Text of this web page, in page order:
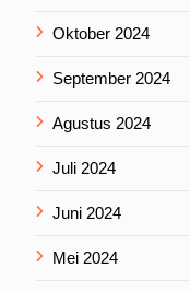
Oktober 2024
September 2024
Agustus 2024
Juli 2024
Juni 2024
Mei 2024